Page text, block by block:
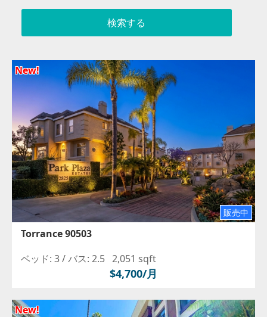
New!
販売中
Torrance 90503
ベッド: 3 /バス: 2.5 2,051 sqft
$4,700/月
New!